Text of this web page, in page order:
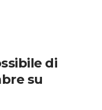
di
su